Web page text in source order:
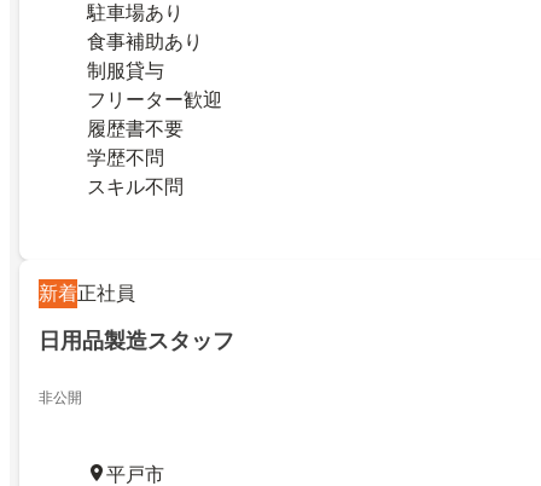
駐車場あり
食事補助あり
制服貸与
フリーター歓迎
履歴書不要
学歴不問
スキル不問
新着正社員
日用品製造スタッフ
非公開
平戸市